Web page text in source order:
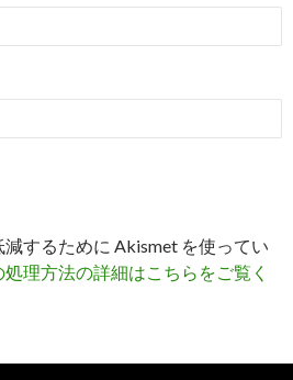
するために Akismet を使ってい
理方法の詳細はこちらをご覧く